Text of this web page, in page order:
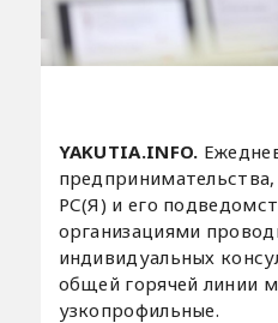
YAKUTIA.INFO.
РС(Я) и его
организациями
индивидуальных
общей горячей линии
узкопрофильные.